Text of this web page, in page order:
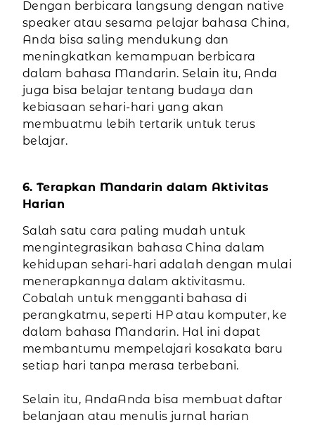
Dengan berbicara langsung dengan native
speaker atau sesama pelajar bahasa China,
Anda bisa saling mendukung dan
meningkatkan kemampuan berbicara
dalam bahasa Mandarin. Selain itu, Anda
juga bisa belajar tentang budaya dan
kebiasaan sehari-hari yang akan
membuatmu lebih tertarik untuk terus
belajar.
6. Terapkan Mandarin dalam Aktivitas
Harian
Salah satu cara paling mudah untuk
mengintegrasikan bahasa China dalam
kehidupan sehari-hari adalah dengan mulai
menerapkannya dalam aktivitasmu.
Cobalah untuk mengganti bahasa di
perangkatmu, seperti HP atau komputer, ke
dalam bahasa Mandarin. Hal ini dapat
membantumu mempelajari kosakata baru
setiap hari tanpa merasa terbebani.
Selain itu, AndaAnda bisa membuat daftar
belanjaan atau menulis jurnal harian